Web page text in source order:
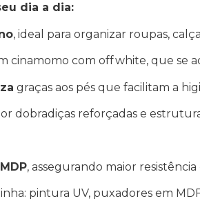
dia a dia:
, ideal para organizar roupas,
cinamomo com off white, que se
graças aos pés que facilitam a
dobradiças reforçadas e
, assegurando maior
pintura UV, puxadores em